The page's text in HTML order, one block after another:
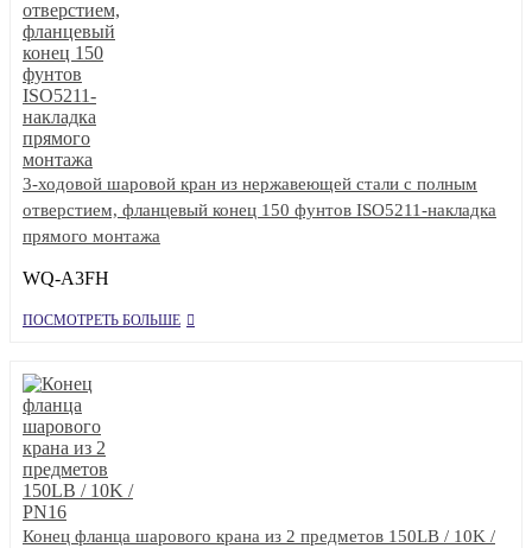
3-ходовой шаровой кран из нержавеющей стали с полным
отверстием, фланцевый конец 150 фунтов ISO5211-накладка
прямого монтажа
WQ-A3FH
ПОСМОТРЕТЬ БОЛЬШЕ
Конец фланца шарового крана из 2 предметов 150LB / 10K /